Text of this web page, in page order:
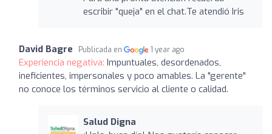
escribir "queja" en el chat.Te atendió Iris
David Bagre Publicada en 1 year ago
Experiencia negativa: Impuntuales, desordenados,
ineficientes, impersonales y poco amables. La "gerente"
no conoce los términos servicio al cliente o calidad.
Salud Digna